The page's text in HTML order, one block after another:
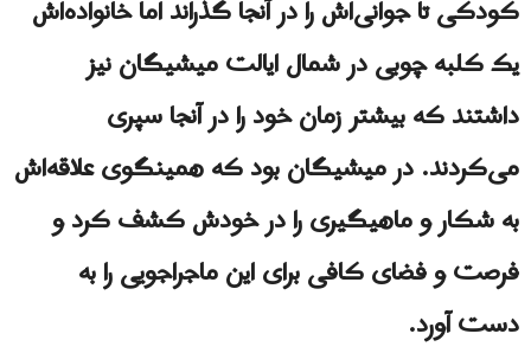
کودکی تا جوانی‌اش را در آنجا گذراند اما خانواده‌اش
یک کلبه چوبی در شمال ایالت میشیگان نیز
داشتند که بیشتر زمان خود را در آنجا سپری
می‌کردند. در میشیگان بود که همینگوی علاقه‌اش
به شکار و ماهیگیری را در خودش كشف کرد و
فرصت و فضای کافی برای این ماجراجویی را به
دست آورد.